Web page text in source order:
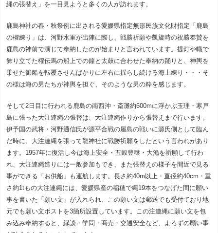
縄の張替え」を一目見ようと多くの人が訪れます。
鹿島神社の春・秋祭例に出される愛媛県指定無形民族文化財指定「鹿島
の櫂練り」は、河野水軍が出陣に際し、戦勝祈願や凱旋時の祝勝奉賛を
鹿島の神前で演じて奉納したのが始まりと言われています。提灯や幟で
飾り立てた櫂伝馬の船上での鐘と太鼓に合わせた奉納の踊りと、神輿を
乗せた御船を転覆させんばかりに左右に揺らし続ける海上練り・・・そ
の様は海の男たちが神輿を担ぐ、そのような男の粋を感じます。
そして2日目に行われる鹿島の南西沖・斎灘約600mに浮かぶ玉理・寒戸
島に張った大注連縄の張替は、大注連縄作りから張替えまで行います。
伊予国の武将・河野通信氏が源平合戦の屋島の戦いに源氏側として臨ん
だ時に、大注連縄を張って龍神社に戦勝祈願をしたという言われがあり
ます。1957年に復活し今は海上安全・五穀豊穣・大漁を祈願して行わ
れ、大注連縄造りには一般参加もでき、また張替えの様子を間近で見る
事ができる「お供船」も運航します。長さ約40m以上・直径約40cm・重
さ約1tもの大注連縄には、愛媛県産の稲穂で縄19本をつなげた間に願い
事を書いた「願い文」が入れられ、この願い文は郵送でも受付ており地
元でも願い文ポストを3箇所設置しています。この注連縄に願い文を包
み込み奉納すると、縁談・学問・商売・交通安全など、よろずの願い事